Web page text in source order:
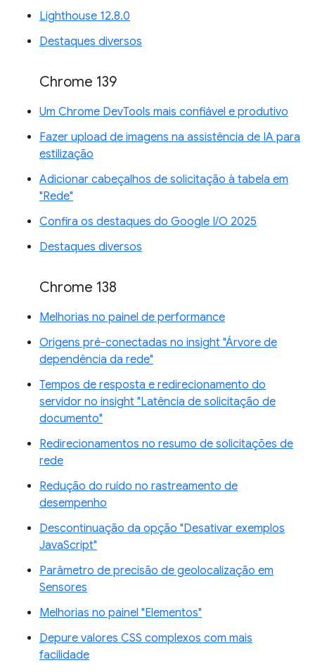
Lighthouse 12.8.0
Destaques diversos
Chrome 139
Um Chrome DevTools mais confiável e produtivo
Fazer upload de imagens na assistência de IA para
estilização
Adicionar cabeçalhos de solicitação à tabela em
"Rede"
Confira os destaques do Google I/O 2025
Destaques diversos
Chrome 138
Melhorias no painel de performance
Origens pré-conectadas no insight "Árvore de
dependência da rede"
Tempos de resposta e redirecionamento do
servidor no insight "Latência de solicitação de
documento"
Redirecionamentos no resumo de solicitações de
rede
Redução do ruído no rastreamento de
desempenho
Descontinuação da opção "Desativar exemplos
JavaScript"
Parâmetro de precisão de geolocalização em
Sensores
Melhorias no painel "Elementos"
Depure valores CSS complexos com mais
facilidade